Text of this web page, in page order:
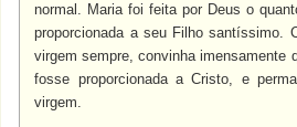
normal. Maria foi feita por Deus o
proporcionada a seu Filho santíssimo.
virgem sempre, convinha imensamente
fosse proporcionada a Cristo, e
virgem.